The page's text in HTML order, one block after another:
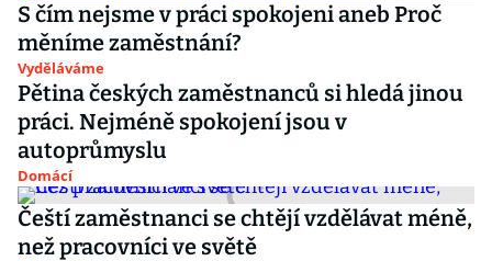
S čím nejsme v práci spokojeni aneb Proč
měníme zaměstnání?
Vyděláváme
Pětina českých zaměstnanců si hledá jinou
práci. Nejméně spokojení jsou v
autoprůmyslu
Domácí
Čeští zaměstnanci se chtějí vzdělávat méně,
než pracovníci ve světě